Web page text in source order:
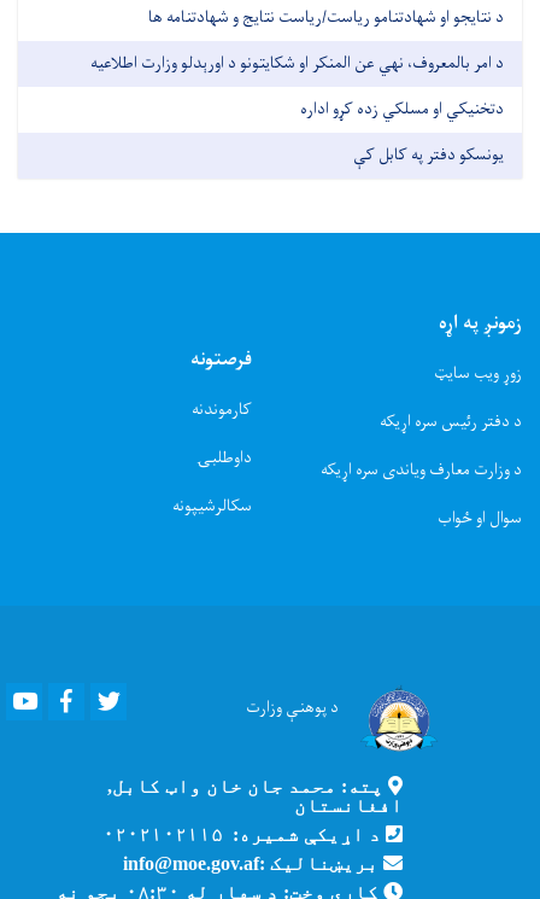
د نتایجو او شهادتنامو ریاست/ریاست نتایج و شهادتنامه ها
د امر بالمعروف، نهي عن المنکر او شکایتونو د اورېدلو وزارت اطلاعیه
دتخنیکي او مسلکي زده کړو اداره
یونسکو دفتر په کابل کې
زمونږ په اړه
زوړ ویب سایټ
د دفتر رئیس سره اړیکه
د وزارت معارف ویاندی سره اړیکه
سوال او ځواب
فرصتونه
کارموندنه
داوطلبۍ
سکالرشیپونه
د پوهنېوزارت Youtube Facebook
پته: محمد جان خان واټ کابل,
افغانستان
د اړیکې شمیره: ۰۲۰۲۱۰۲۱۱۵
بریښنالیک :info@moe.gov.af
کاري وخت: د سهار له ۰۸:۳۰ بجو نه